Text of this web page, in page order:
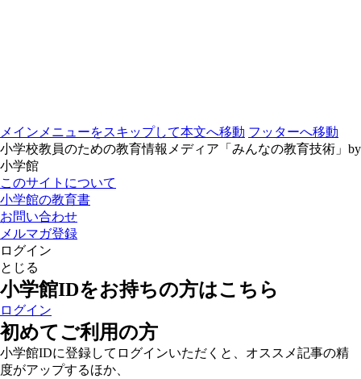
メインメニューをスキップして本文へ移動 フッターへ移動
小学校教員のための教育情報メディア「みんなの教育技術」by
小学館
このサイトについて
小学館の教育書
お問い合わせ
メルマガ登録
ログイン
とじる
小学館IDをお持ちの方はこちら
ログイン
初めてご利用の方
小学館IDに登録してログインいただくと、オススメ記事の精
度がアップするほか、